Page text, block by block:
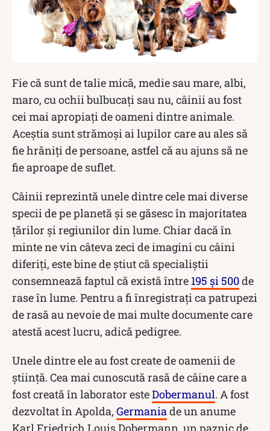
Fie că sunt de talie mică, medie sau mare, albi,
maro, cu ochii bulbucați sau nu, câinii au fost
cei mai apropiați de oameni dintre animale.
Aceștia sunt strămoși ai lupilor care au ales să
fie hrăniți de persoane, astfel că au ajuns să ne
fie aproape de suflet.
Câinii reprezintă unele dintre cele mai diverse
specii de pe planetă și se găsesc în majoritatea
țărilor și regiunilor din lume. Chiar dacă în
minte ne vin câteva zeci de imagini cu câini
diferiți, este bine de știut că specialiștii
consemnează faptul că există între 195 și 500de
rase în lume. Pentru a fi înregistrați ca patrupezi
de rasă au nevoie de mai multe documente care
atestă acest lucru, adică pedigree.
Unele dintre ele au fost create de oamenii de
știință. Cea mai cunoscută rasă de câine care a
fost creată în laborator esteDobermanul. A fost
dezvoltat în Apolda, Germaniade un anume
Karl Friedrich Louis Dobermann, un paznic de